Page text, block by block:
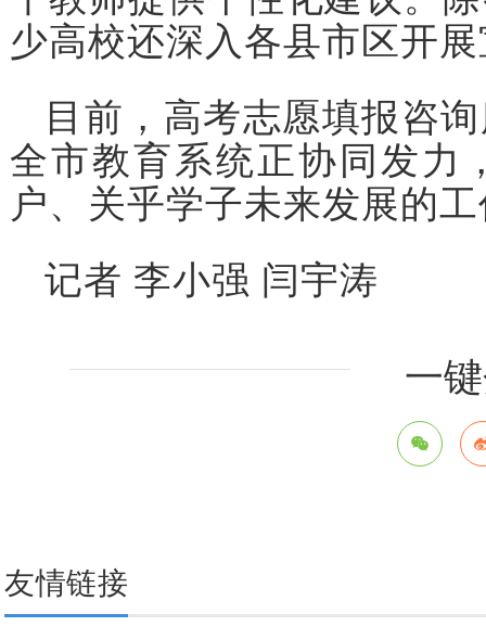
少高校还深入各县市区开
目前，高考志愿填报咨
全市教育系统正协同发力
户、关乎学子未来发展的
记者 李小强 闫宇涛
一
友情链接